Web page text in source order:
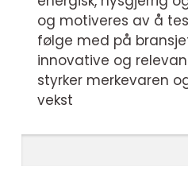
og motiveres av å
følge med på
innovative og
styrker merkevaren
vekst